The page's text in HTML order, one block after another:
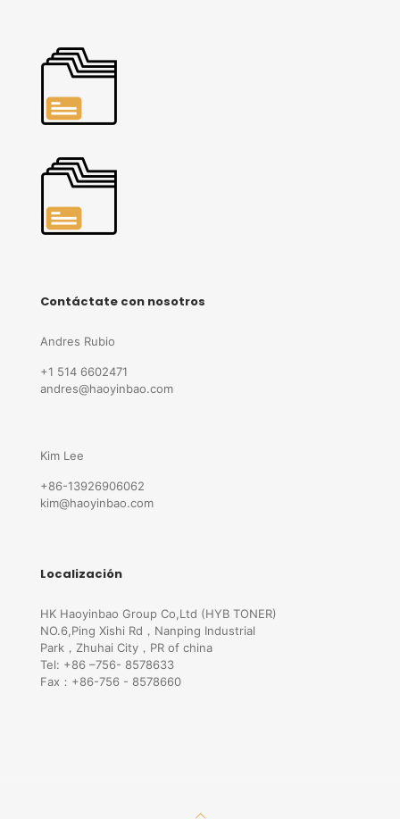
Contáctate con nosotros
Andres Rubio
+1 514 6602471
andres@haoyinbao.com
Kim Lee
+86-13926906062
kim@haoyinbao.com
Localización
HK Haoyinbao Group Co,Ltd (HYB TONER)
NO.6,Ping Xishi Rd，Nanping Industrial
Park，Zhuhai City，PR of china
Tel: +86 –756- 8578633
Fax：+86-756 - 8578660